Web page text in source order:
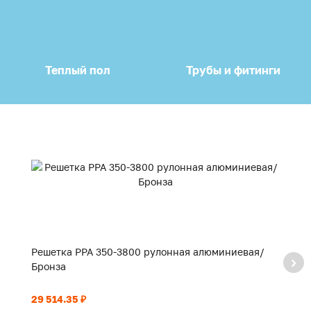
Теплый пол Трубы и фитинги
Решетка PPA 350-3800 рулонная алюминиевая/
Бронза
29 514.35 ₽